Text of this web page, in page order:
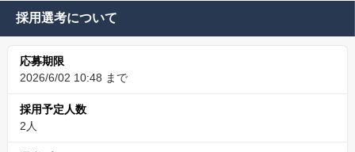
採用選考について
応募期限
2026/6/02 10:48 まで
採用予定人数
2人